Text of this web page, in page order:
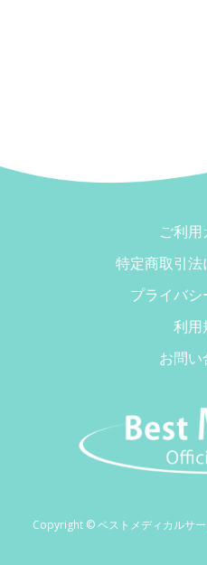
ご利用
特定商取引
プライバ
利用
お問
Copyright © ベストメディカルサ